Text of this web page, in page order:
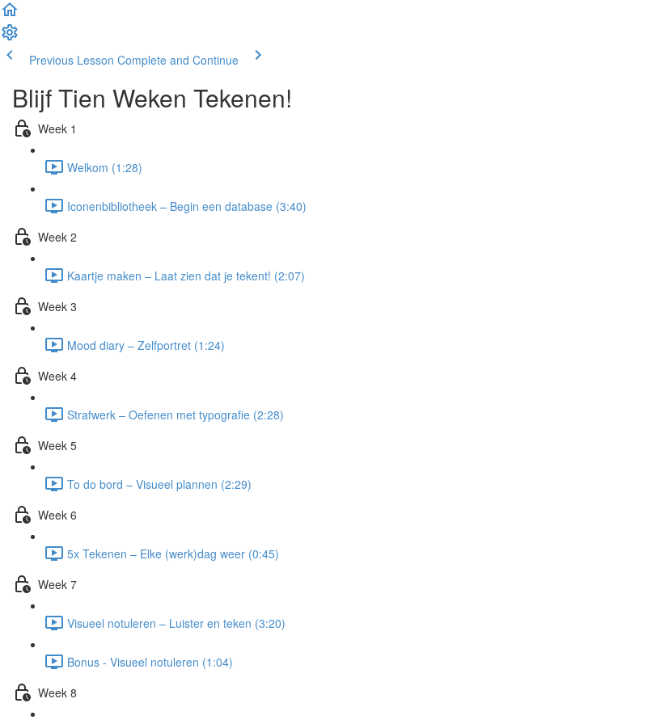
Previous Lesson Complete and Continue
Blijf Tien Weken Tekenen!
Week 1
Welkom (1:28)
Iconenbibliotheek – Begin een database (3:40)
Week 2
Kaartje maken – Laat zien dat je tekent! (2:07)
Week 3
Mood diary – Zelfportret (1:24)
Week 4
Strafwerk – Oefenen met typografie (2:28)
Week 5
To do bord – Visueel plannen (2:29)
Week 6
5x Tekenen – Elke (werk)dag weer (0:45)
Week 7
Visueel notuleren – Luister en teken (3:20)
Bonus - Visueel notuleren (1:04)
Week 8